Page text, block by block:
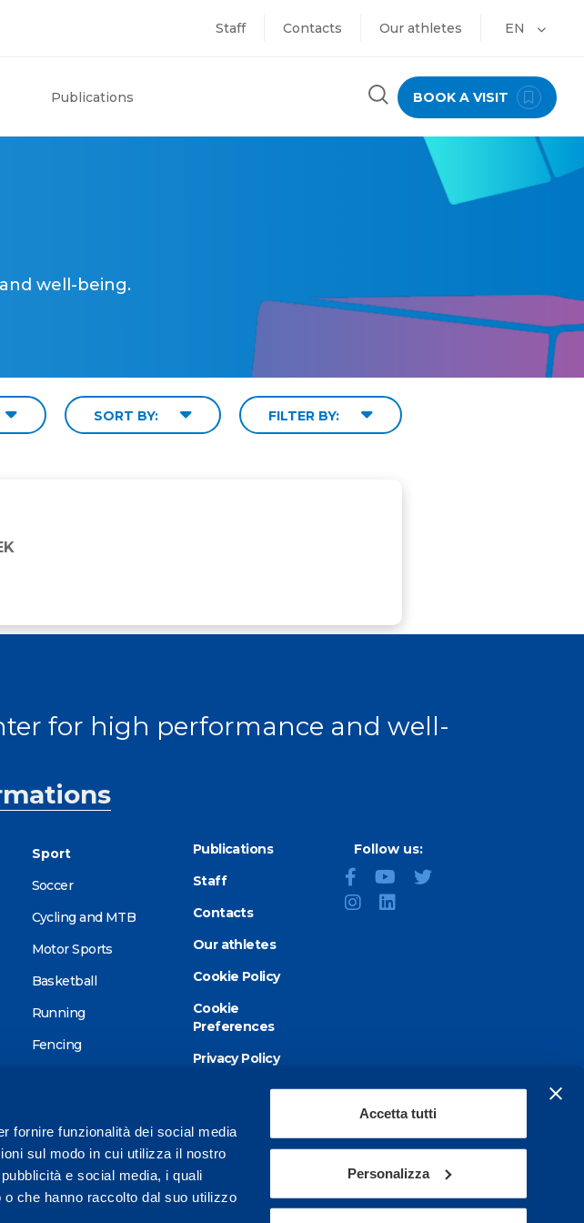
fornire funzionalità dei social media
sul modo in cui utilizza il nostro
e social media, i quali
che hanno raccolto dal suo utilizzo
Accetta tutti
Personalizza
Staff Contacts Our athletes EN
Publications BOOK A VISIT
well-being.
SORT BY: FILTER BY:
for high performance and well-
Sport
Soccer
Cycling and MTB
Motor Sports
Basketball
Running
Fencing
Triathlon
Wellness
Other sports
Publications
Staff
Contacts
Our athletes
Cookie Policy
Cookie
Preferences
Privacy Policy
Accessibility
Follow us: